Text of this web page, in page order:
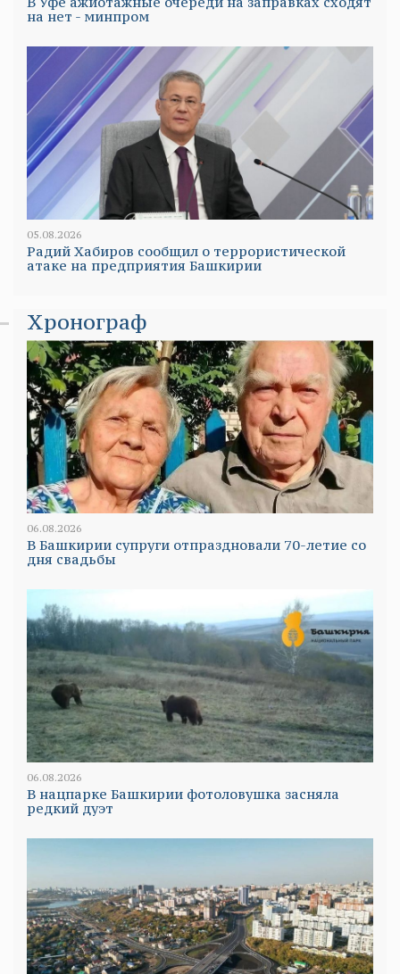
на нет - минпром
05.08.2026
Радий Хабиров сообщил о террористической
атаке на предприятия Башкирии
Хронограф
06.08.2026
В Башкирии супруги отпраздновали 70-летие со
дня свадьбы
06.08.2026
В нацпарке Башкирии фотоловушка засняла
редкий дуэт